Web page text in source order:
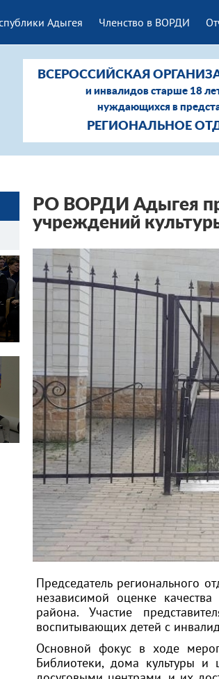
Адыгея Членство в ВОРДИ
ВСЕРОССИЙСКАЯ
и инвалидов старше 18
нуждающихся в
РЕГИОНАЛЬНОЕ
РО ВОРДИ Адыгея
учреждений
Председатель регионального
независимой оценке
района. Участие
воспитывающих детей с
Основной фокус в ходе
Библиотеки, дома культуры и